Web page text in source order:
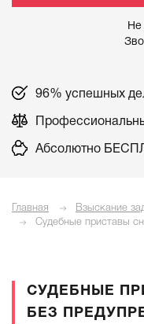
Не
96% успешных
Абсолютно
Главная
Взыскание
Судебные приставы
СУДЕБНЫЕ
БЕЗ